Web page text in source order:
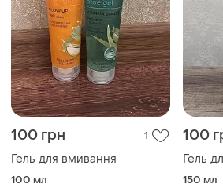
100 грн 1
Гель для вмивання
100 мл
100
Гель
150 мл